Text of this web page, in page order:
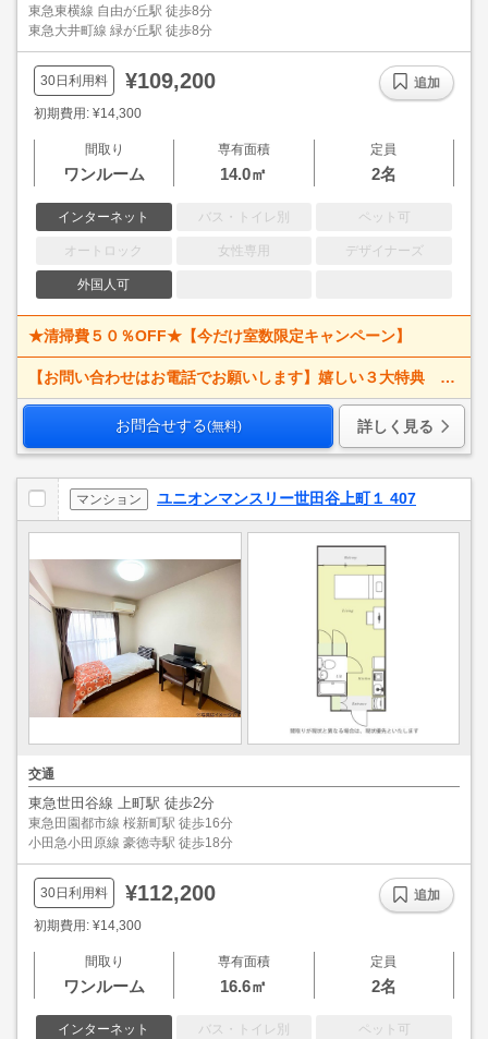
東急東横線 自由が丘駅 徒歩8分
東急大井町線 緑が丘駅 徒歩8分
30日利用料 ¥109,200
初期費用: ¥14,300
間取り
ワンルーム
専有面積
14.0㎡
定員
2名
インターネット バス・トイレ別 ペット可
オートロック 女性専用 デザイナーズ
外国人可
追加
★清掃費５０％OFF★【今だけ室数限定キャンペーン】
【お問い合わせはお電話でお願いします】嬉しい３大特典 賃料大幅値下げ！ 寝具一式＆ベッドメイキング無料＋α
お問合せする(無料) 詳しく見る
マンション ユニオンマンスリー世田谷上町１ 407
交通
東急世田谷線 上町駅 徒歩2分
東急田園都市線 桜新町駅 徒歩16分
小田急小田原線 豪徳寺駅 徒歩18分
30日利用料 ¥112,200
初期費用: ¥14,300
間取り
ワンルーム
専有面積
16.6㎡
定員
2名
インターネット バス・トイレ別 ペット可
追加